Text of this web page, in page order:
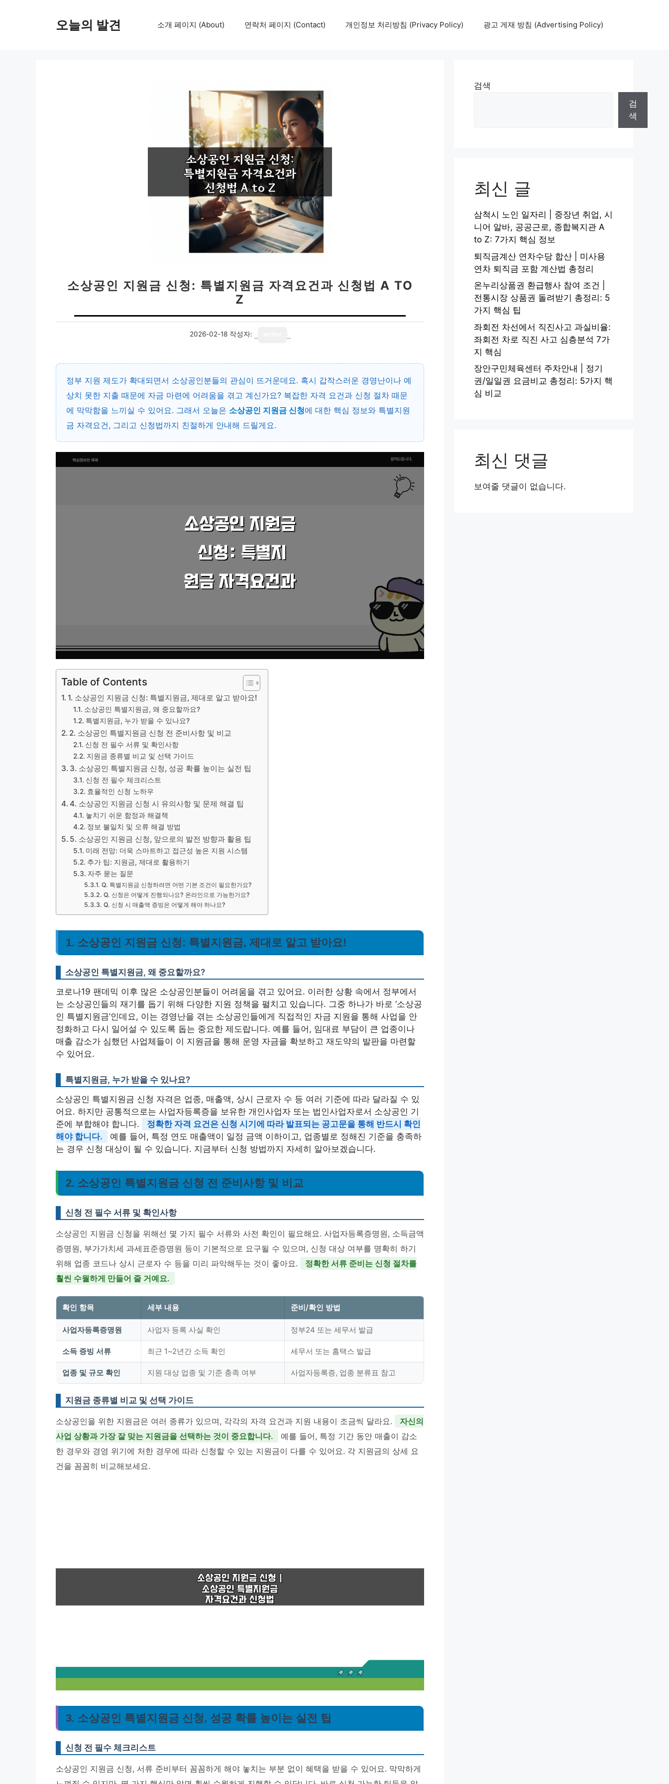
오늘의 발견 소개 페이지 (About) 연락처 페이지 (Contact) 개인정보 처리방침 (Privacy Policy) 광고 게재 방침 (Advertising Policy)
소상공인 지원금 신청: 특별지원금 자격요건과 신청법 A TO
Z
2026-02-18 작성자:
정부 지원 제도가 확대되면서 소상공인분들의 관심이 뜨거운데요. 혹시 갑작스러운 경영난이나 예
상치 못한 지출 때문에 자금 마련에 어려움을 겪고 계신가요? 복잡한 자격 요건과 신청 절차 때문
에 막막함을 느끼실 수 있어요. 그래서 오늘은 소상공인 지원금 신청에 대한 핵심 정보와 특별지원
금 자격요건, 그리고 신청법까지 친절하게 안내해 드릴게요.
Table of Contents
1. 소상공인 지원금 신청: 특별지원금, 제대로 알고 받아요!
소상공인 특별지원금, 왜 중요할까요?
특별지원금, 누가 받을 수 있나요?
2. 소상공인 특별지원금 신청 전 준비사항 및 비교
신청 전 필수 서류 및 확인사항
지원금 종류별 비교 및 선택 가이드
3. 소상공인 특별지원금 신청, 성공 확률 높이는 실전 팁
신청 전 필수 체크리스트
효율적인 신청 노하우
4. 소상공인 지원금 신청 시 유의사항 및 문제 해결 팁
놓치기 쉬운 함정과 해결책
정보 불일치 및 오류 해결 방법
5. 소상공인 지원금 신청, 앞으로의 발전 방향과 활용 팁
미래 전망: 더욱 스마트하고 접근성 높은 지원 시스템
추가 팁: 지원금, 제대로 활용하기
자주 묻는 질문
Q. 특별지원금 신청하려면 어떤 기본 조건이 필요한가요?
Q. 신청은 어떻게 진행되나요? 온라인으로 가능한가요?
Q. 신청 시 매출액 증빙은 어떻게 해야 하나요?
1. 소상공인 지원금 신청: 특별지원금, 제대로 알고 받아요!
소상공인 특별지원금, 왜 중요할까요?
코로나19 팬데믹 이후 많은 소상공인분들이 어려움을 겪고 있어요. 이러한 상황 속에서 정부에서
는 소상공인들의 재기를 돕기 위해 다양한 지원 정책을 펼치고 있습니다. 그중 하나가 바로 ‘소상공
인 특별지원금’인데요, 이는 경영난을 겪는 소상공인들에게 직접적인 자금 지원을 통해 사업을 안
정화하고 다시 일어설 수 있도록 돕는 중요한 제도랍니다. 예를 들어, 임대료 부담이 큰 업종이나
매출 감소가 심했던 사업체들이 이 지원금을 통해 운영 자금을 확보하고 재도약의 발판을 마련할
수 있어요.
특별지원금, 누가 받을 수 있나요?
소상공인 특별지원금 신청 자격은 업종, 매출액, 상시 근로자 수 등 여러 기준에 따라 달라질 수 있
어요. 하지만 공통적으로는 사업자등록증을 보유한 개인사업자 또는 법인사업자로서 소상공인 기
준에 부합해야 합니다.
정확한 자격 요건은 신청 시기에 따라 발표되는 공고문을 통해 반드시 확인
해야 합니다.
예를 들어, 특정 연도 매출액이 일정 금액 이하이고, 업종별로 정해진 기준을 충족하
는 경우 신청 대상이 될 수 있습니다. 지금부터 신청 방법까지 자세히 알아보겠습니다.
2. 소상공인 특별지원금 신청 전 준비사항 및 비교
신청 전 필수 서류 및 확인사항
소상공인 지원금 신청을 위해선 몇 가지 필수 서류와 사전 확인이 필요해요. 사업자등록증명원, 소득금액
증명원, 부가가치세 과세표준증명원 등이 기본적으로 요구될 수 있으며, 신청 대상 여부를 명확히 하기
위해 업종 코드나 상시 근로자 수 등을 미리 파악해두는 것이 좋아요.
정확한 서류 준비는 신청 절차를
훨씬 수월하게 만들어 줄 거예요.
확인 항목 세부 내용 준비/확인 방법
사업자등록증명원 사업자 등록 사실 확인 정부24 또는 세무서 발급
소득 증빙 서류 최근 1~2년간 소득 확인 세무서 또는 홈택스 발급
업종 및 규모 확인 지원 대상 업종 및 기준 충족 여부 사업자등록증, 업종 분류표 참고
지원금 종류별 비교 및 선택 가이드
소상공인을 위한 지원금은 여러 종류가 있으며, 각각의 자격 요건과 지원 내용이 조금씩 달라요.
자신의
사업 상황과 가장 잘 맞는 지원금을 선택하는 것이 중요합니다.
예를 들어, 특정 기간 동안 매출이 감소
한 경우와 경영 위기에 처한 경우에 따라 신청할 수 있는 지원금이 다를 수 있어요. 각 지원금의 상세 요
건을 꼼꼼히 비교해보세요.
3. 소상공인 특별지원금 신청, 성공 확률 높이는 실전 팁
신청 전 필수 체크리스트
소상공인 지원금 신청, 서류 준비부터 꼼꼼하게 해야 놓치는 부분 없이 혜택을 받을 수 있어요. 막막하게
검색
검
색
최신 글
삼척시 노인 일자리 | 중장년 취업, 시
니어 알바, 공공근로, 종합복지관 A
to Z: 7가지 핵심 정보
퇴직금계산 연차수당 합산 | 미사용
연차 퇴직금 포함 계산법 총정리
온누리상품권 환급행사 참여 조건 |
전통시장 상품권 돌려받기 총정리: 5
가지 핵심 팁
좌회전 차선에서 직진사고 과실비율:
좌회전 차로 직진 사고 심층분석 7가
지 핵심
장안구민체육센터 주차안내 | 정기
권/일일권 요금비교 총정리: 5가지 핵
심 비교
최신 댓글
보여줄 댓글이 없습니다.